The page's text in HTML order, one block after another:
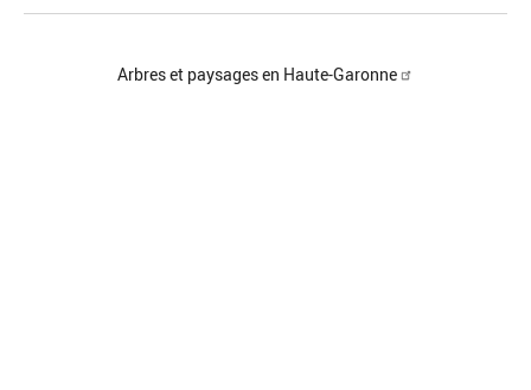
Réinitialiser Fermer la recherche avancée
Arbres et paysages en Haute-Garonne